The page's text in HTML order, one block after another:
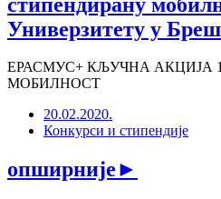
Универзитету у
ЕРАСМУС+ КЉУЧНА АКЦИЈА
МОБИЛНОСТ
20.02.2020.
Конкурси и стипендије
опширније►